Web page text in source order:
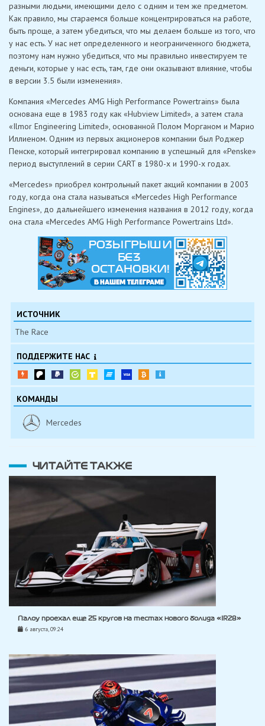
разными людьми, имеющими дело с одним и тем же предметом.
Как правило, мы стараемся больше концентрироваться на работе,
быть проще, а затем убедиться, что мы делаем больше из того, что
у нас есть. У нас нет определенного и неограниченного бюджета,
поэтому нам нужно убедиться, что мы правильно инвестируем те
деньги, которые у нас есть, там, где они оказывают влияние, чтобы
в версии 3.5 были изменения».
Компания «Mercedes AMG High Performance Powertrains» была
основана еще в 1983 году как «Hubview Limited», а затем стала
«Ilmor Engineering Limited», основанной Полом Морганом и Марио
Иллиеном. Одним из первых акционеров компании был Роджер
Пенске, который интегрировал компанию в успешный для «Penske»
период выступлений в серии CART в 1980-х и 1990-х годах.
«Mercedes» приобрел контрольный пакет акций компании в 2003
году, когда она стала называться «Mercedes High Performance
Engines», до дальнейшего изменения названия в 2012 году, когда
она стала «Mercedes AMG High Performance Powertrains Ltd».
ИСТОЧНИК
The Race
ПОДДЕРЖИТЕ НАС
КОМАНДЫ
Mercedes
ЧИТАЙТЕ ТАКЖЕ
Палоу проехал еще 25 кругов на тестах нового болида «IR28»
6 августа, 09:24